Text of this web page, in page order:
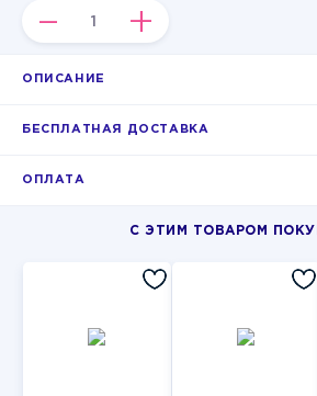
– +
ОПИСАНИЕ
БЕСПЛАТНАЯ ДОСТАВКА
ОПЛАТА
С ЭТИМ ТОВАРОМ